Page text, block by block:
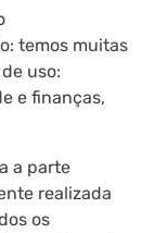
temos muitas
uso:
e finanças,
a parte
realizada
os